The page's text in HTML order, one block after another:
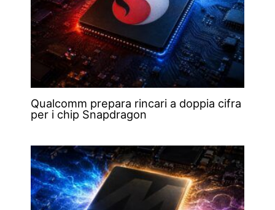
Qualcomm prepara rincari a doppia cifra
per i chip Snapdragon